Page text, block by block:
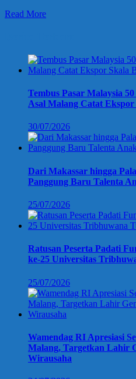
Read More
Tembus Pasar Malaysia
Asal Malang Catat Ekspor
30/07/2026
Dari Makassar hingga
Panggung Baru Talenta
25/07/2026
Ratusan Peserta Padati
ke-25 Universitas
25/07/2026
Wamendag RI Apresiasi
Malang, Targetkan Lahir
Wirausaha